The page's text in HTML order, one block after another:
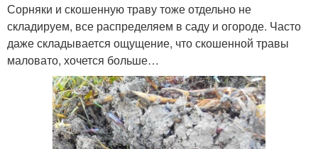
Сорняки и скошенную траву тоже отдельно не
складируем, все распределяем в саду и огороде. Часто
даже складывается ощущение, что скошенной травы
маловато, хочется больше…